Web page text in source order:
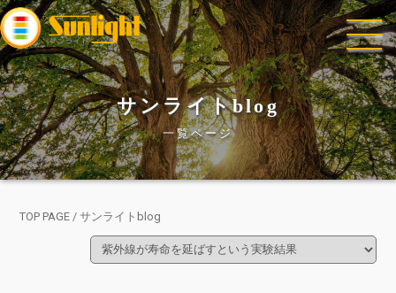
HOME
会社概要
サンライト各店
光線療法とは?
サンライトblog
一覧ページ
TOP PAGE /サンライトblog